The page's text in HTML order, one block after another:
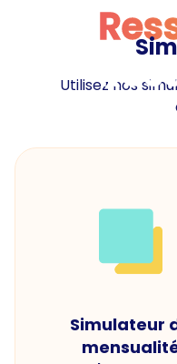
Utilisez nos
Simulateur